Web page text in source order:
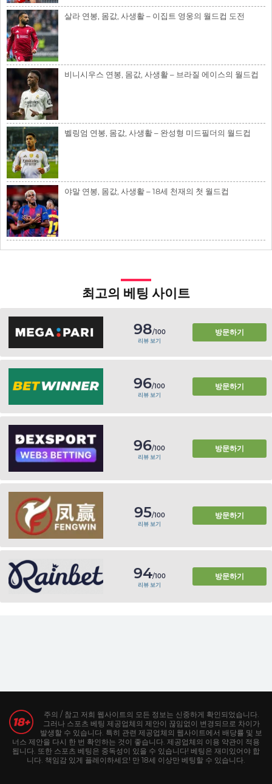
살라 연봉, 몸값, 사생활 – 이집트 영웅의 월드컵 도전
비니시우스 연봉, 몸값, 사생활 – 브라질 에이스의 월드컵
벨링엄 연봉, 몸값, 사생활 – 완성형 미드필더의 월드컵
야말 연봉, 몸값, 사생활 – 18세 천재의 첫 월드컵
최고의 베팅 사이트
98/100
리뷰 보기
방문하기
96/100
리뷰 보기
방문하기
96/100
리뷰 보기
방문하기
95/100
리뷰 보기
방문하기
94/100
리뷰 보기
방문하기
주의 / 참고 저희 웹사이트의 모든 정보는 신중하게 확인되었습니다.
그러나 스포츠 베팅 제공업체의 제안이 끊임없이 변경되므로 차이가
발생할 수 있습니다. 특히 관련 제공업체의 웹사이트에서 배당률 및 보
너스 제안을 다시 한 번 확인하는 것이 좋습니다. 제공업체의 이용 약관이 적용
됩니다. 또한 스포츠 베팅은 중독성이 있을 수 있습니다! 베팅은 재미있어야 합
니다. 책임감 있게 플레이하세요! 만 18세 이상만 베팅할 수 있습니다.